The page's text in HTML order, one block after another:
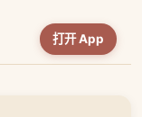
打开 App